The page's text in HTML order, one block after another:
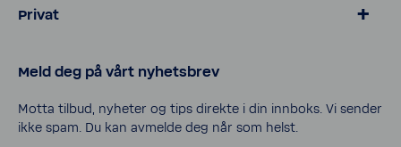
> Eiendom & industri
_
> Rørlegger kurs
> Bli forhandler
Privat
> Basseng og bassengvann
> Vannrensing hus og hytte
_
Meld deg på vårt nyhetsbrev
Motta tilbud, nyheter og tips direkte i din innboks. Vi sender
ikke spam. Du kan avmelde deg når som helst.